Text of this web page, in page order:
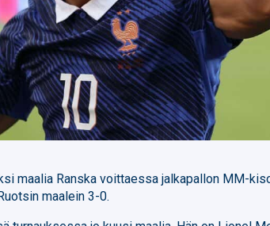
maalia Ranska voittaessa jalkapallon MM-
maalein 3-0.